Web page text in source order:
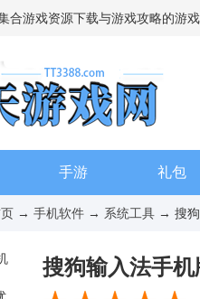
合游戏资源下载与游戏攻略的游
手游 礼包
→ 手机软件 → 系统工具 → 搜狗
搜狗输入法手